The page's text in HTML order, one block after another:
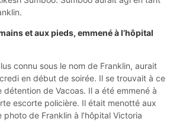
et aux pieds, emmené à l’hôpital
connu sous le nom de Franklin, aurait
en début de soirée. Il se trouvait à ce
de Vacoas. Il a été emmené à
escorte policière. Il était menotté aux
de Franklin à l’hôpital Victoria